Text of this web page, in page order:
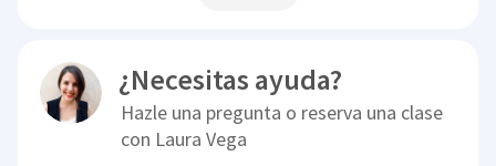
¿Necesitas ayuda?
Hazle una pregunta o reserva una clase
con Laura Vega